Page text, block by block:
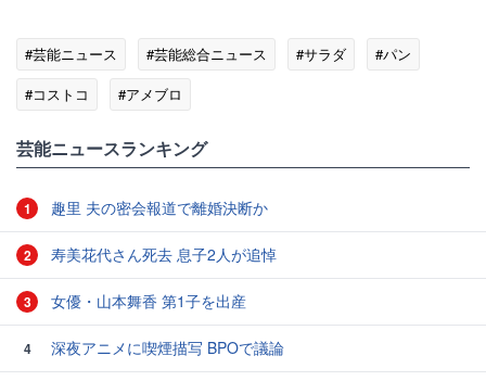
#芸能ニュース #芸能総合ニュース #サラダ
#パン
#コストコ
#アメブロ
芸能ニュースランキング
1 趣里 夫の密会報道で離婚決断か
2 寿美花代さん死去 息子2人が追悼
3 女優・山本舞香 第1子を出産
4 深夜アニメに喫煙描写 BPOで議論